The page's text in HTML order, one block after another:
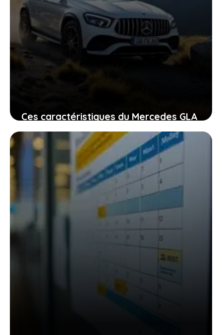
Ces caractéristiques du Mercedes GLA
qui font vibrer les passionnés
d’élégance et d’aventure
27 janvier 2026